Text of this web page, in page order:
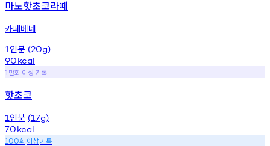
마노핫초코라떼
카페베네
1 인분 (20g)
90kcal
1 만회 이상기록
핫초코
1 인분 (17g)
70kcal
100회 이상기록